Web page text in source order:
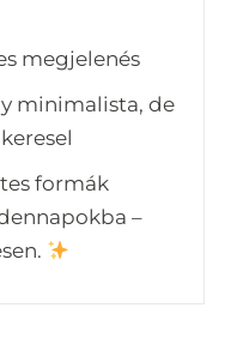
megjelenés
minimalista, de
formák
–